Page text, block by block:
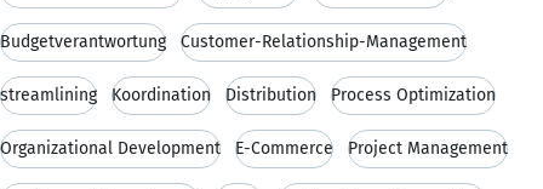
Budgetverantwortung Customer-Relationship-Management
streamlining Koordination Distribution Process Optimization
Organizational Development E-Commerce Project Management